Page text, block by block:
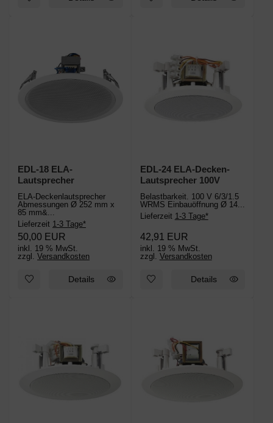
EDL-18 ELA-
Lautsprecher
ELA-Deckenlautsprecher
Abmessungen Ø 252 mm x
85 mm&...
Lieferzeit 1-3 Tage*
50,00 EUR
inkl. 19 % MwSt.
zzgl. Versandkosten
Details
EDL-24 ELA-Decken-
Lautsprecher 100V
Belastbarkeit. 100 V 6/3/1.5
WRMS Einbauöffnung Ø 14...
Lieferzeit 1-3 Tage*
42,91 EUR
inkl. 19 % MwSt.
zzgl. Versandkosten
Details